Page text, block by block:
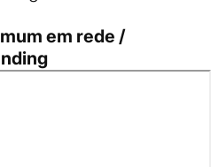
em rede /